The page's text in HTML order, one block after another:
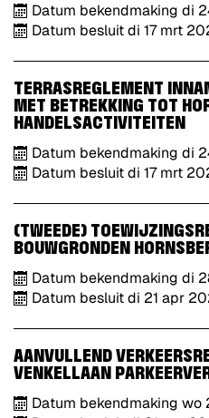
Datum bekendmaking di
Datum besluitdi 17 mrt
TERRASREGLEMENT
MET BETREKKING TOT
HANDELSACTIVITEITEN
Datum bekendmaking di
Datum besluitdi 17 mrt
(TWEEDE)
BOUWGRONDEN
Datum bekendmaking di
Datum besluitdi 21 apr
AANVULLEND
VENKELLAAN
Datum bekendmaking wo